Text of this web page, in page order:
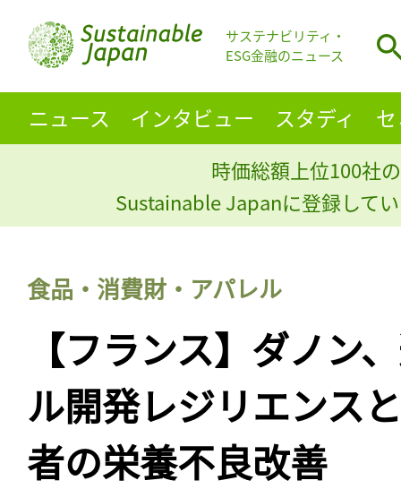
サステナビリティ・
ESG金融のニュース
ニュース インタビュー スタディ
時価総額上位100社
Sustainable Japanに登録して
食品・消費財・アパレル
【フランス】ダノン
ル開発レジリエンス
者の栄養不良改善